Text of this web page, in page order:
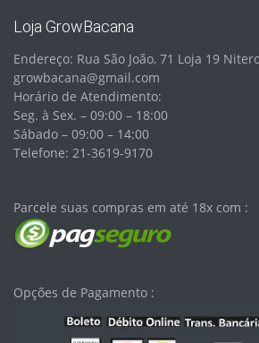
Loja GrowBacana
Endereço: Rua São João, 71 Loja 19
growbacana@gmail.com
Horário de Atendimento:
Seg. à Sex. – 09:00 – 18:00
Sábado – 09:00 – 14:00
Telefone: 21-3619-9170
Parcele suas compras em até 18x com :
Opções de Pagamento :